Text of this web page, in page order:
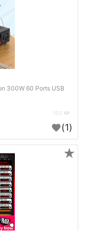
300W 60 Ports USB
(1)
★